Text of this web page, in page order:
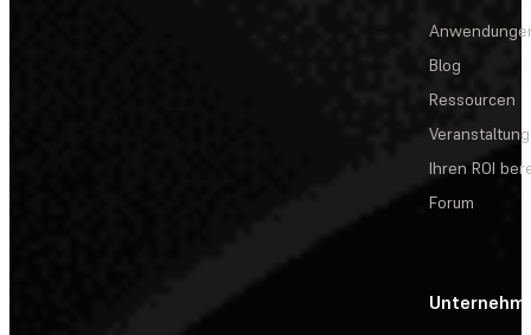
Blog
Ressourcen
Ihren ROI
Forum